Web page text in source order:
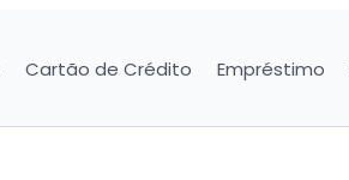
Cartão de Crédito Empréstimo